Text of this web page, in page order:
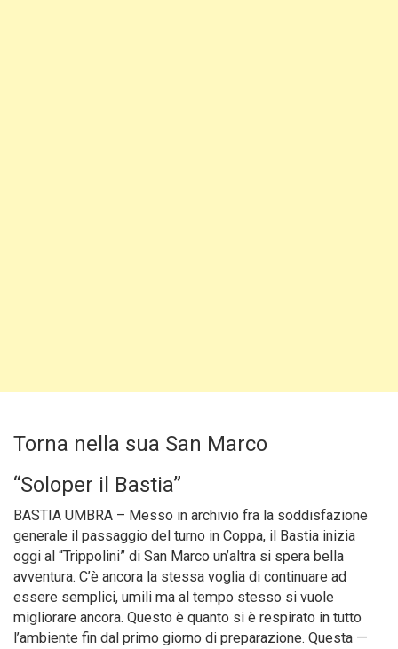
Torna nella sua San Marco
“Soloper il Bastia”
BASTIA UMBRA – Messo in archivio fra la soddisfazione
generale il passaggio del turno in Coppa, il Bastia inizia
oggi al “Trippolini” di San Marco un’altra si spera bella
avventura. C’è ancora la stessa voglia di continuare ad
essere semplici, umili ma al tempo stesso si vuole
migliorare ancora. Questo è quanto si è respirato in tutto
l’ambiente fin dal primo giorno di preparazione. Questa —